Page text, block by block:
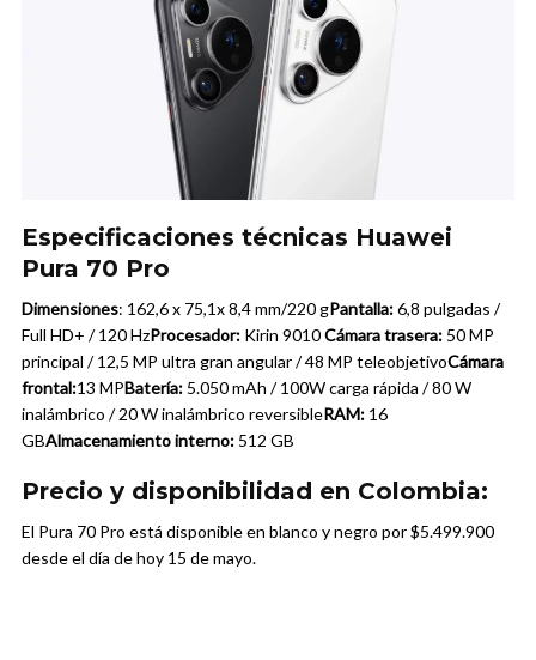
Especificaciones técnicas Huawei
Pura 70 Pro
Dimensiones: 162,6 x 75,1x 8,4 mm/220 gPantalla:6,8 pulgadas /
Full HD+ / 120 HzProcesador: Kirin 9010Cámara trasera: 50 MP
principal / 12,5 MP ultra gran angular / 48 MP teleobjetivoCámara
frontal:13 MPBatería: 5.050 mAh / 100W carga rápida / 80 W
inalámbrico / 20 W inalámbrico reversibleRAM: 16
GBAlmacenamiento interno: 512 GB
Precio y disponibilidad en Colombia:
El Pura 70 Pro está disponible en blanco y negro por $5.499.900
desde el día de hoy 15 de mayo.